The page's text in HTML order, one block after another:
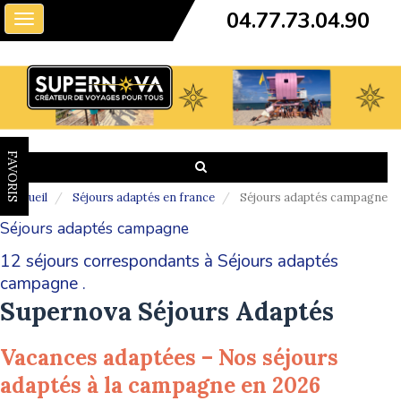
Toggle
navigation
04.77.73.04.90
FAVORIS
Accueil Séjours adaptés en france Séjours adaptés campagne
Séjours adaptés campagne
12 séjours correspondants à Séjours adaptés
campagne .
Supernova Séjours Adaptés
Vacances adaptées – Nos séjours
adaptés à la campagne en 2026